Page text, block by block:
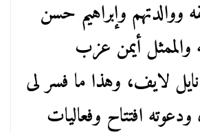
وإبراهيم حسن
والممثل أيمن عزب
لايف، وهذا ما فسر لى
افتتاح وفعاليات